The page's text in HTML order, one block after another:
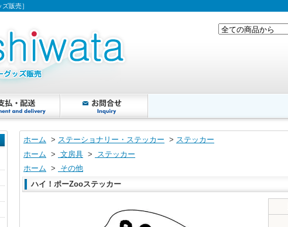
販売］
ホーム > ステーショナリー・ステッカー > ステッカー
ホーム > 文房具 >
ステッカー
ホーム >
その他
ハイ！ポーZooステッカー